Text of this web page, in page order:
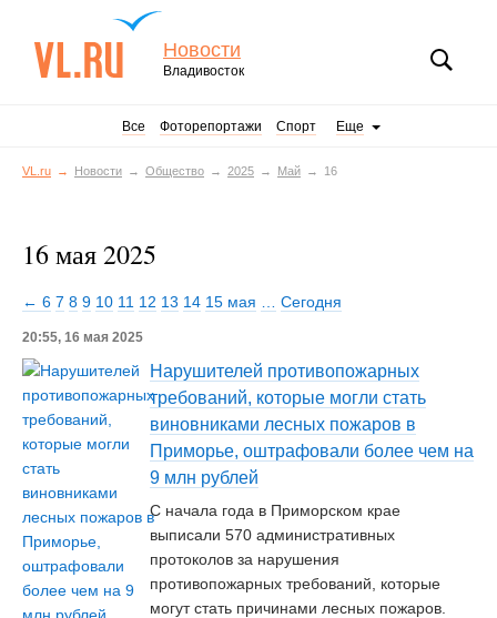
Новости
Владивосток
Все Фоторепортажи Спорт Еще
VL.ru Новости Общество 2025 Май 16
16 мая 2025
← 6 7 8 9 10 11 12 13 14 15 мая Сегодня
20:55, 16 мая 2025
Нарушителей противопожарных
требований, которые могли стать
виновниками лесных пожаров в
Приморье, оштрафовали более чем на
9 млн рублей
С начала года в Приморском крае
выписали 570 административных
протоколов за нарушения
противопожарных требований, которые
могут стать причинами лесных пожаров.